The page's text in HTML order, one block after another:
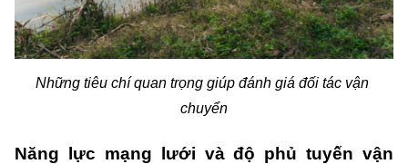
Những tiêu chí quan trọng giúp đánh giá đối tác vận
chuyển
Năng lực mạng lưới và độ phủ tuyến vận